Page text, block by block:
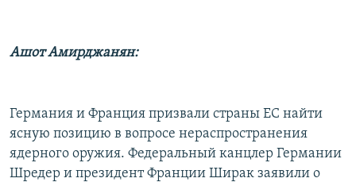
Ашот Амирджанян:
Германия и Франция призвали страны ЕС найти
ясную позицию в вопросе нераспространения
ядерного оружия. Федеральный канцлер Германии
Шредер и президент Франции Ширак заявили о